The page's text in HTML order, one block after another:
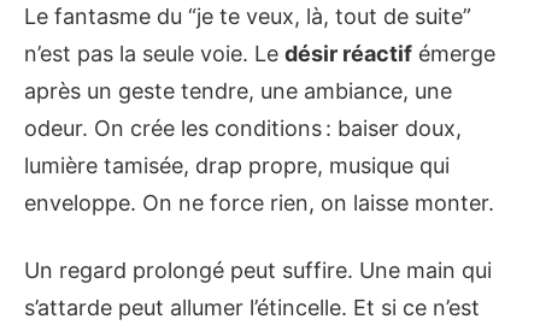
Le fantasme du “je te veux, là, tout de suite”
n’est pas la seule voie. Le désir réactif émerge
après un geste tendre, une ambiance, une
odeur. On crée les conditions : baiser doux,
lumière tamisée, drap propre, musique qui
enveloppe. On ne force rien, on laisse monter.
Un regard prolongé peut suffire. Une main qui
s’attarde peut allumer l’étincelle. Et si ce n’est